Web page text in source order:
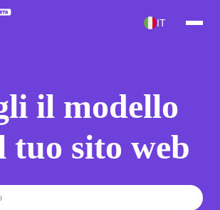
IT
il modello
tuo sito web